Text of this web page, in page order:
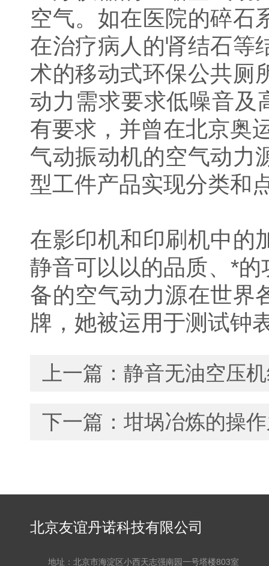
空气。如在医院的碎石
在治疗病人的肾结石等
术的移动式环保公共厕
动力需求要求低噪音及
有要求，并曾在北京奥
气动振动机的空气动力
型工件产品实现分类和
在影印机和印刷机中的
静音可以以的品质、*
备的空气动力源在世界
牌，她被运用于测试钟
上一篇： 静音无油空压
下一篇： 坩埚冶炼的操
北京友谊丹诺科技有限公司
地址：北京市海淀区小西天志强南园一号塔楼803室